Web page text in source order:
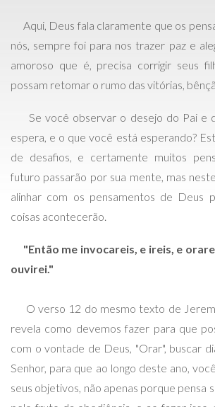
Aqui, Deus fala claramente que os
nós, sempre foi para nos trazer paz e
amoroso que é, precisa corrigir seus
possam retomar o rumo das vitórias,
Se você observar o desejo do Pai e
espera, e o que você está esperando?
de desafios, e certamente muitos
futuro passarão por sua mente, mas
alinhar com os pensamentos de Deus
coisas acontecerão.
"Então me invocareis, e ireis, e
ouvirei."
O verso 12 do mesmo texto de
revela como devemos fazer para que
com o vontade de Deus, "Orar", buscar
Senhor, para que ao longo deste ano,
seus objetivos, não apenas porque pensa